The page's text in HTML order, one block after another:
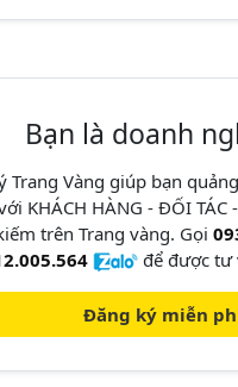
Bạn là doanh
Trang Vàng giúp bạn
KHÁCH HÀNG - ĐỐI TÁC
trên Trang vàng. Gọi
để được tư
Đăng ký miễn